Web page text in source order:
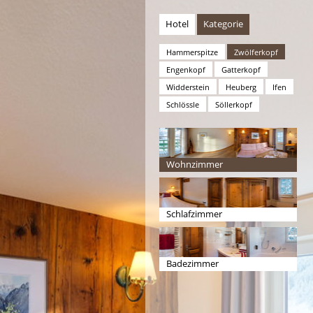
Hotel Kategorie
Hammerspitze
Zwölferkopf
Engenkopf
Gatterkopf
Widderstein
Heuberg
Ifen
Schlössle
Söllerkopf
Wohnzimmer
Schlafzimmer
Badezimmer